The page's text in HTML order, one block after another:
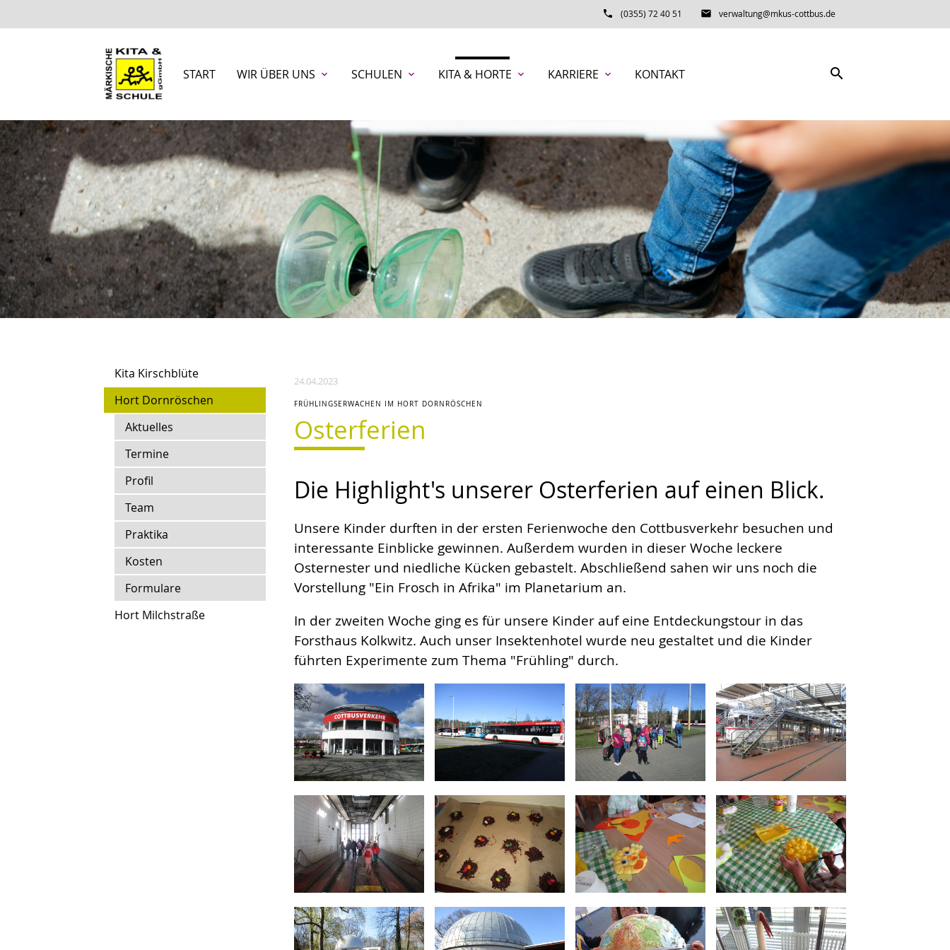
email verwaltung@mkus-cottbus.de
phone (0355) 72 40 51
START WIR ÜBER UNS expand_more SCHULEN expand_more KITA & HORTE expand_more KARRIERE expand_more KONTAKT search
Suchbegriffe SUCHEN
24.04.2023
FRÜHLINGSERWACHEN IM HORT DORNRÖSCHEN
Osterferien
Die Highlight's unserer Osterferien auf einen Blick.
Unsere Kinder durften in der ersten Ferienwoche den Cottbusverkehr besuchen und
interessante Einblicke gewinnen. Außerdem wurden in dieser Woche leckere
Osternester und niedliche Kücken gebastelt. Abschließend sahen wir uns noch die
Vorstellung "Ein Frosch in Afrika" im Planetarium an.
In der zweiten Woche ging es für unsere Kinder auf eine Entdeckungstour in das
Forsthaus Kolkwitz. Auch unser Insektenhotel wurde neu gestaltet und die Kinder
führten Experimente zum Thema "Frühling" durch.
Kita Kirschblüte
Hort Dornröschen
Aktuelles
Termine
Profil
Team
Praktika
Kosten
Formulare
Hort Milchstraße